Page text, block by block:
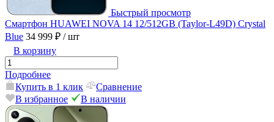
Быстрый просмотр
Смартфон HUAWEI NOVA 14 12/512GB (Taylor-L49D) Crystal
Blue 34 999 ₽ / шт
В корзину
Подробнее
Купить в 1 клик
Сравнение
В избранное
В наличии